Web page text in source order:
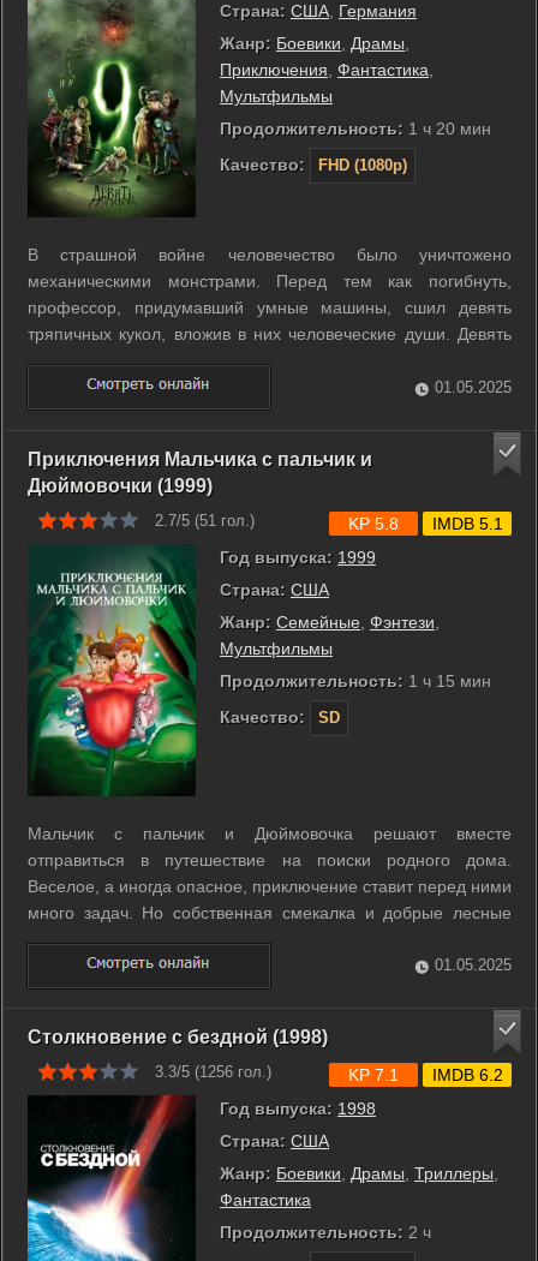
Страна: США, Германия
Жанр: Боевики, Драмы,
Приключения, Фантастика,
Мультфильмы
Продолжительность: 1 ч 20 мин
Качество:
FHD (1080p)
В страшной войне человечество было уничтожено
механическими монстрами. Перед тем как погибнуть,
профессор, придумавший умные машины, сшил девять
тряпичных кукол, вложив в них человеческие души. Девять
героев, девять характеров, которым суждено изменить мир.
01.05.2025
Приключения Мальчика с пальчик и
Дюймовочки (1999)
2.7/5 (51 гол.)
Год выпуска: 1999
Страна: США
Жанр: Семейные Фэнтези
Мультфильмы
Продолжительность: 1 ч 15 мин
Качество:
SD
KP 5.8 IMDB 5.1
Мальчик с пальчик и Дюймовочка решают вместе
отправиться в путешествие на поиски родного дома.
Веселое, а иногда опасное, приключение ставит перед ними
много задач. Но собственная смекалка и добрые лесные
друзья помогают им проделать увлекательный путь. ...
01.05.2025
Столкновение с бездной (1998)
3.3/5 (1256 гол.)
Год выпуска: 1998
Страна: США
Жанр: Боевики, Драмы, Триллеры,
Фантастика
Продолжительность: 2 ч
KP 7.1 IMDB 6.2